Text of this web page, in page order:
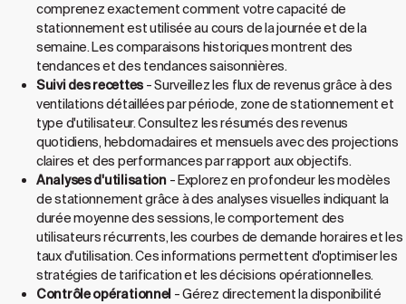
comprenez exactement comment votre capacité de
stationnement est utilisée au cours de la journée et de la
semaine. Les comparaisons historiques montrent des
tendances et des tendances saisonnières.
Suivi des recettes- Surveillez les flux de revenus grâce à des
ventilations détaillées par période, zone de stationnement et
type d'utilisateur. Consultez les résumés des revenus
quotidiens, hebdomadaires et mensuels avec des projections
claires et des performances par rapport aux objectifs.
Analyses d'utilisation- Explorez en profondeur les modèles
de stationnement grâce à des analyses visuelles indiquant la
durée moyenne des sessions, le comportement des
utilisateurs récurrents, les courbes de demande horaires et les
taux d'utilisation. Ces informations permettent d'optimiser les
stratégies de tarification et les décisions opérationnelles.
Contrôle opérationnel - Gérez directement la disponibilité